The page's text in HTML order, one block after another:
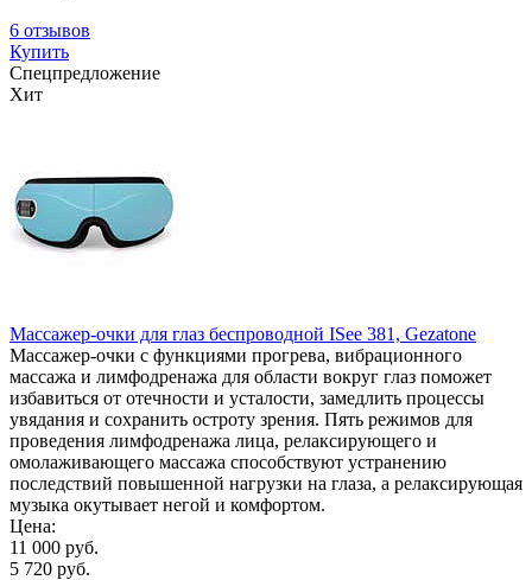
6 отзывов
Купить
Спецпредложение
Хит
Массажер-очки для глаз беспроводной ISee 381, Gezatone
Массажер-очки с функциями прогрева, вибрационного
массажа и лимфодренажа для области вокруг глаз поможет
избавиться от отечности и усталости, замедлить процессы
увядания и сохранить остроту зрения. Пять режимов для
проведения лимфодренажа лица, релаксирующего и
омолаживающего массажа способствуют устранению
последствий повышенной нагрузки на глаза, а релаксирующая
музыка окутывает негой и комфортом.
Цена:
11 000 руб.
5 720 руб.